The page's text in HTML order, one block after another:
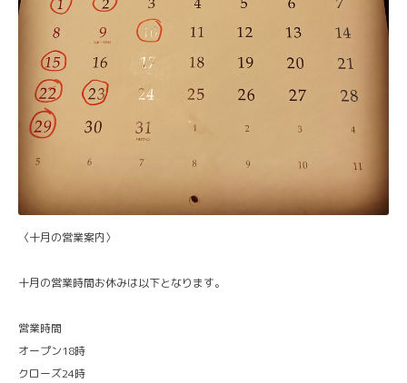
〈十月の営業案内〉
十月の営業時間お休みは以下となります。
営業時間
オープン18時
クローズ24時